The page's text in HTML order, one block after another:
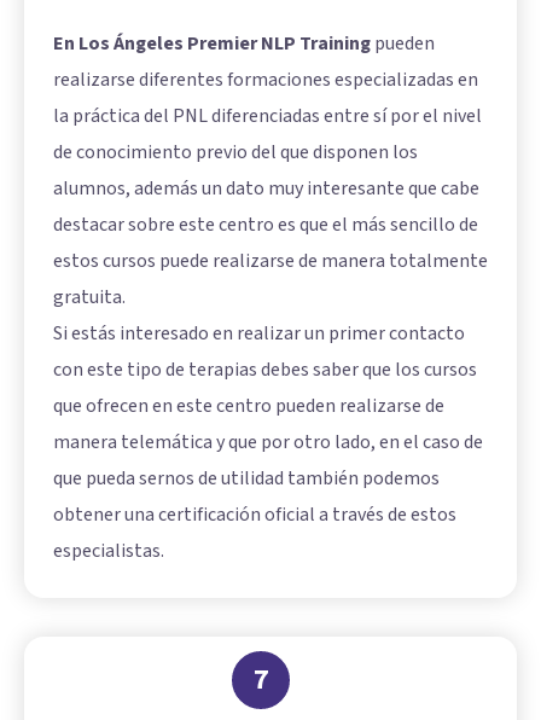
En Los Ángeles Premier NLP Trainingpueden
realizarse diferentes formaciones especializadas en
la práctica del PNL diferenciadas entre sí por el nivel
de conocimiento previo del que disponen los
alumnos, además un dato muy interesante que cabe
destacar sobre este centro es que el más sencillo de
estos cursos puede realizarse de manera totalmente
gratuita.
Si estás interesado en realizar un primer contacto
con este tipo de terapias debes saber que los cursos
que ofrecen en este centro pueden realizarse de
manera telemática y que por otro lado, en el caso de
que pueda sernos de utilidad también podemos
obtener una certificación oficial a través de estos
especialistas.
7